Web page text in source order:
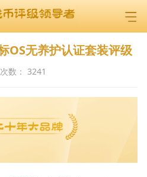
OS无养护认证套装评级
数： 3241